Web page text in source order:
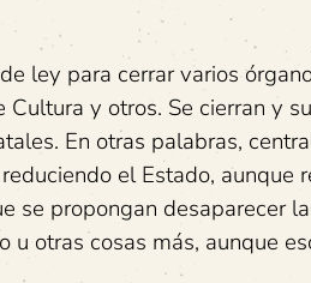
ley para cerrar varios
y otros. Se cierran y
En otras palabras,
el Estado, aunque
se propongan desaparecer
otras cosas más, aunque